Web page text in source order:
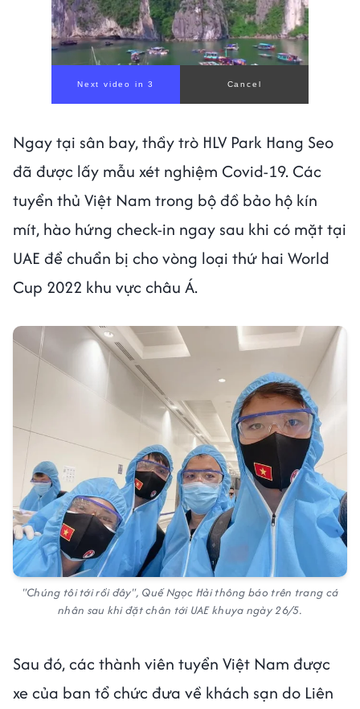
00:00/ 00:56
Ngay tại sân bay, thầy trò HLV Park Hang Seo
đã được lấy mẫu xét nghiệm Covid-19. Các
tuyển thủ Việt Nam trong bộ đồ bảo hộ kín
mít, hào hứng check-in ngay sau khi có mặt tại
UAE để chuẩn bị cho vòng loại thứ hai World
Cup 2022 khu vực châu Á.
"Chúng tôi tới rồi đây", Quế Ngọc Hải thông báo trên trang cá
nhân sau khi đặt chân tới UAE khuya ngày 26/5.
Sau đó, các thành viên tuyển Việt Nam được
xe của ban tổ chức đưa về khách sạn do Liên